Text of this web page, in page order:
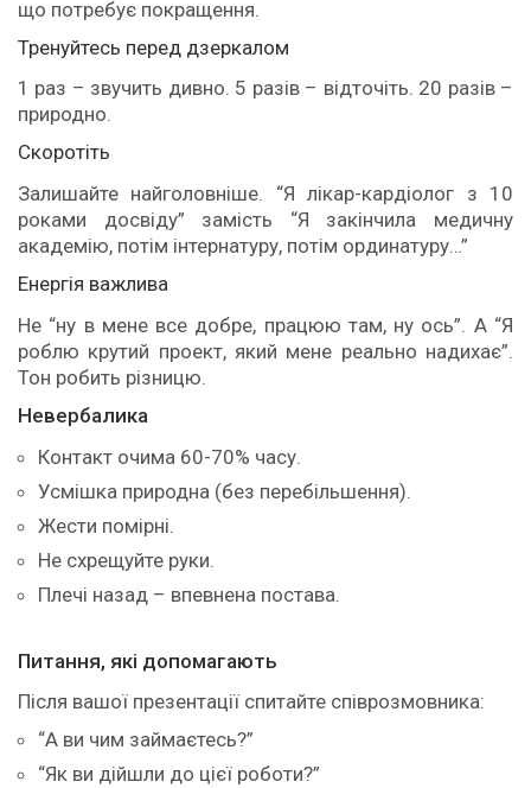
що потребує покращення.
Тренуйтесь перед дзеркалом
1 раз – звучить дивно. 5 разів – відточіть. 20 разів –
природно.
Скоротіть
Залишайте найголовніше. “Я лікар-кардіолог з 10
роками досвіду” замість “Я закінчила медичну
академію, потім інтернатуру, потім ординатуру…”
Енергія важлива
Не “ну в мене все добре, працюю там, ну ось”. А “Я
роблю крутий проект, який мене реально надихає”.
Тон робить різницю.
Невербалика
Контакт очима 60-70% часу.
Усмішка природна (без перебільшення).
Жести помірні.
Не схрещуйте руки.
Плечі назад – впевнена постава.
Питання, які допомагають
Після вашої презентації спитайте співрозмовника:
“А ви чим займаєтесь?”
“Як ви дійшли до цієї роботи?”